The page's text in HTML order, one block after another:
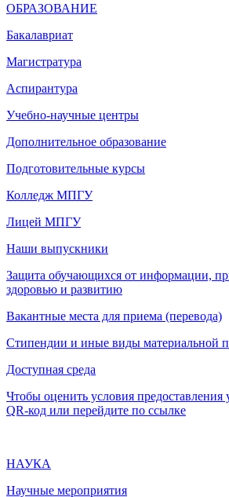
ОБРАЗОВАНИЕ
Бакалавриат
Магистратура
Аспирантура
Учебно-научные центры
Дополнительное образование
Подготовительные курсы
Колледж МПГУ
Лицей МПГУ
Наши выпускники
Защита обучающихся от информации,
здоровью и развитию
Вакантные места для приема (перевода)
Стипендии и иные виды материальной
Доступная среда
Чтобы оценить условия предоставления
QR-код или перейдите по ссылке
НАУКА
Научные мероприятия